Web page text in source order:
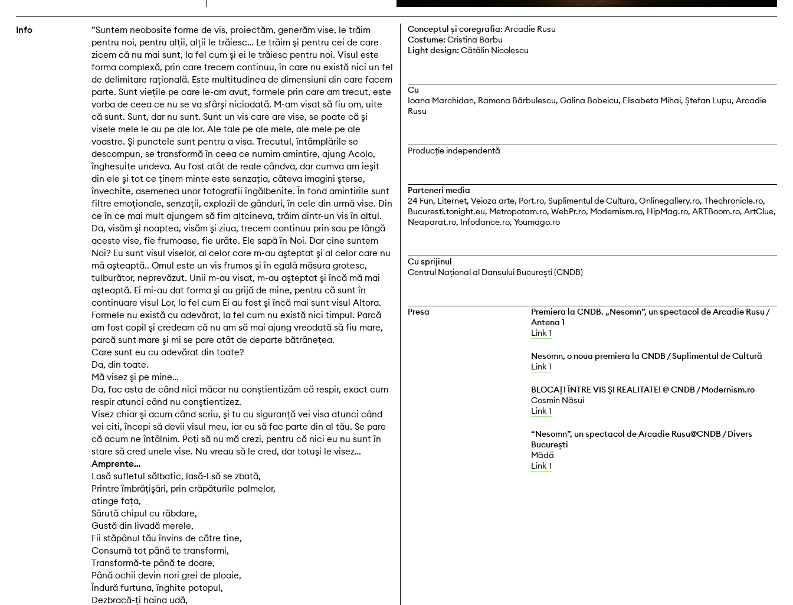
Info
”Suntem neobosite forme de vis, proiectăm, generăm vise, le trăim
pentru noi, pentru alţii, alţii le trăiesc… Le trăim şi pentru cei de care
zicem că nu mai sunt, la fel cum şi ei le trăiesc pentru noi. Visul este
forma complexă, prin care trecem continuu, în care nu există nici un fel
de delimitare raţională. Este multitudinea de dimensiuni din care facem
parte. Sunt vieţile pe care le-am avut, formele prin care am trecut, este
vorba de ceea ce nu se va sfârşi niciodată. M-am visat să fiu om, uite
că sunt. Sunt, dar nu sunt. Sunt un vis care are vise, se poate că şi
visele mele le au pe ale lor. Ale tale pe ale mele, ale mele pe ale
voastre. Şi punctele sunt pentru a visa. Trecutul, întâmplările se
descompun, se transformă în ceea ce numim amintire, ajung Acolo,
înghesuite undeva. Au fost atât de reale cândva, dar cumva am ieşit
din ele şi tot ce ţinem minte este senzaţia, câteva imagini şterse,
învechite, asemenea unor fotografii îngălbenite. În fond amintirile sunt
filtre emoţionale, senzaţii, explozii de gânduri, în cele din urmă vise. Din
ce în ce mai mult ajungem să fim altcineva, trăim dintr-un vis în altul.
Da, visăm şi noaptea, visăm şi ziua, trecem continuu prin sau pe lângă
aceste vise, fie frumoase, fie urâte. Ele sapă în Noi. Dar cine suntem
Noi? Eu sunt visul viselor, al celor care m-au aşteptat şi al celor care nu
mă aşteaptă.. Omul este un vis frumos şi în egală măsura grotesc,
tulburător, neprevăzut. Unii m-au visat, m-au aşteptat şi încă mă mai
aşteaptă. Ei mi-au dat forma şi au grijă de mine, pentru că sunt în
continuare visul Lor, la fel cum Ei au fost şi încă mai sunt visul Altora.
Formele nu există cu adevărat, la fel cum nu există nici timpul. Parcă
am fost copil şi credeam că nu am să mai ajung vreodată să fiu mare,
parcă sunt mare şi mi se pare atât de departe bătrâneţea.
Care sunt eu cu adevărat din toate?
Da, din toate.
Mă visez şi pe mine…
Da, fac asta de când nici măcar nu conștientizăm că respir, exact cum
respir atunci când nu conştientizez.
Visez chiar şi acum când scriu, şi tu cu siguranţă vei visa atunci când
vei citi, începi să devii visul meu, iar eu să fac parte din al tău. Se pare
că acum ne întâlnim. Poţi să nu mă crezi, pentru că nici eu nu sunt în
stare să cred unele vise. Nu vreau să le cred, dar totuşi le visez…
Amprente…
Lasă sufletul sălbatic, lasă-l să se zbată,
Printre îmbrăţişări, prin crăpăturile palmelor,
atinge faţa,
Sărută chipul cu răbdare,
Gustă din livadă merele,
Fii stăpânul tău învins de către tine,
Consumă tot până te transformi,
Transformă-te până te doare,
Până ochii devin nori grei de ploaie,
Îndură furtuna, înghite potopul,
Dezbracă-ţi haina udă,
Conceptul și coregrafia: Arcadie Rusu
Costume: Cristina Barbu
Light design: Cătălin Nicolescu
Cu
Ioana Marchidan, Ramona Bărbulescu, Galina Bobeicu, Elisabeta Mihai, Ștefan Lupu, Arcadie
Rusu
Producție independentă
Parteneri media
24 Fun, Liternet, Veioza arte, Port.ro, Suplimentul de Cultura, Onlinegallery.ro, Thechronicle.ro,
Bucuresti.tonight.eu, Metropotam.ro, WebPr.ro, Modernism.ro, HipMag.ro, ARTBoom.ro, ArtClue,
Neaparat.ro, Infodance.ro, Youmago.ro
Cu sprijinul
Centrul Național al Dansului București (CNDB)
Presa
Premiera la CNDB. „Nesomn”, un spectacol de Arcadie Rusu /
Antena 1
Link 1
Nesomn, o noua premiera la CNDB / Suplimentul de Cultură
Link 1
BLOCAŢI ÎNTRE VIS ŞI REALITATE! @ CNDB / Modernism.ro
Cosmin Năsui
Link 1
“Nesomn”, un spectacol de Arcadie Rusu@CNDB / Divers
București
Mădă
Link 1